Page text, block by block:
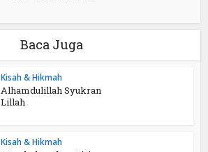
Baca Juga
Kisah & Hikmah
Alhamdulillah Syukran
Lillah
Kisah & Hikmah